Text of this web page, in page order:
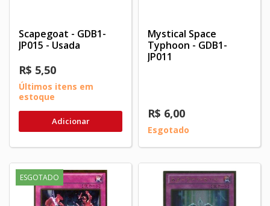
Scapegoat - GDB1-
JP015 - Usada
R$ 5,50
Últimos itens em
estoque
Adicionar
Mystical Space
Typhoon - GDB1-
JP011
R$ 6,00
Esgotado
ESGOTADO